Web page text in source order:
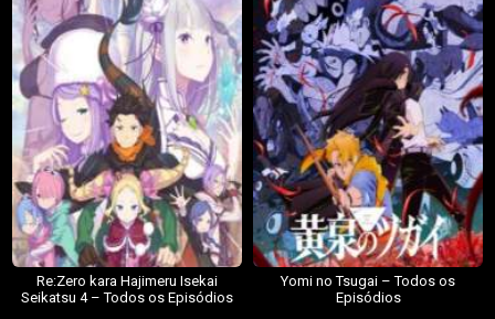
Re:Zero kara Hajimeru Isekai
Seikatsu 4 – Todos os Episódios
Yomi no Tsugai – Todos os
Episódios